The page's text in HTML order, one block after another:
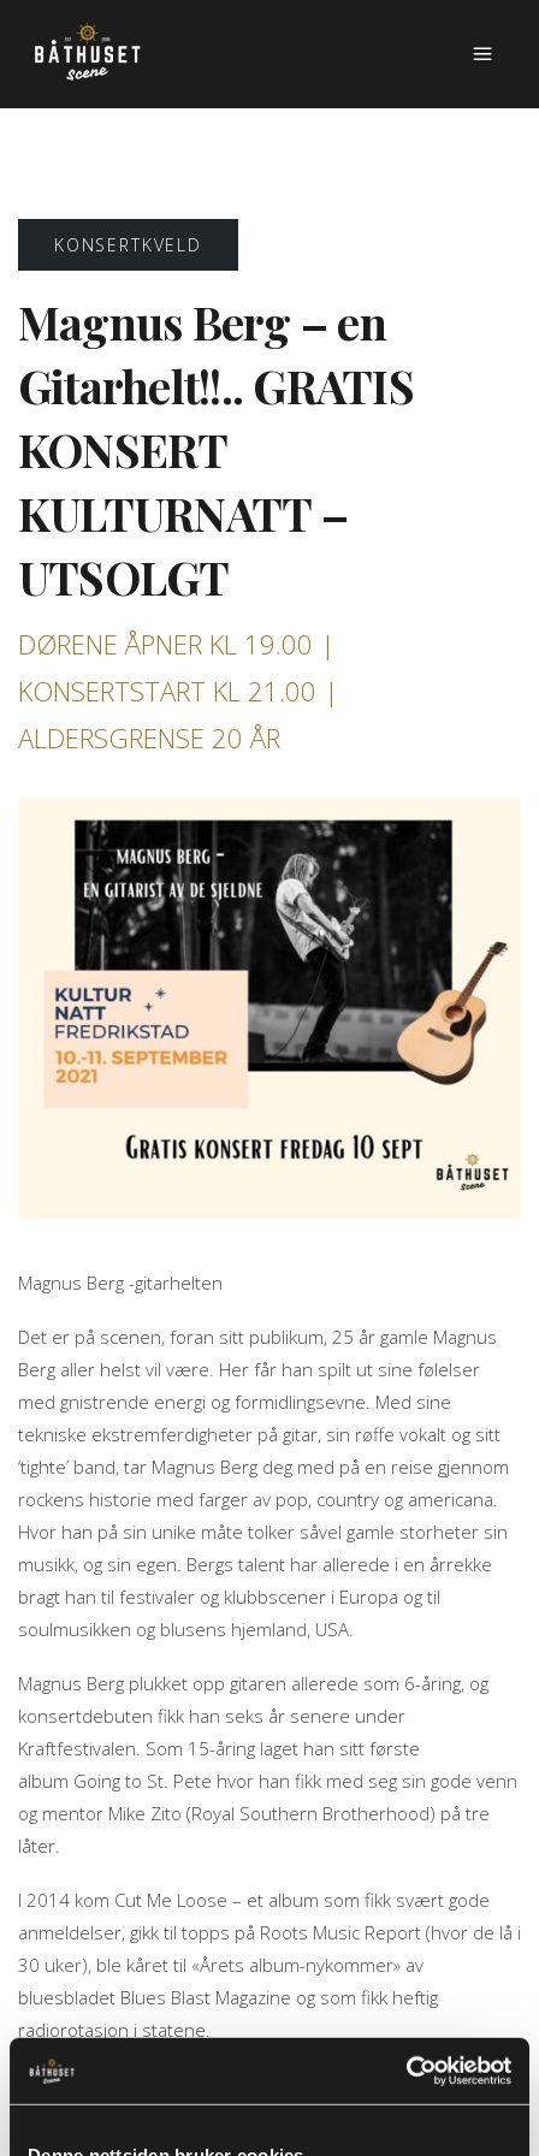
KONSERTKVELD
Magnus Berg – en
Gitarhelt!!.. GRATIS
KONSERT
KULTURNATT –
UTSOLGT
DØRENE ÅPNER KL 19.00 |
KONSERTSTART KL 21.00 |
ALDERSGRENSE 20 ÅR
Magnus Berg -gitarhelten
Det er på scenen, foran sitt publikum, 25 år gamle Magnus
Berg aller helst vil være. Her får han spilt ut sine følelser
med gnistrende energi og formidlingsevne. Med sine
tekniske ekstremferdigheter på gitar, sin røffe vokalt og sitt
‘tighte’ band, tar Magnus Berg deg med på en reise gjennom
rockens historie med farger av pop, country og americana.
Hvor han på sin unike måte tolker såvel gamle storheter sin
musikk, og sin egen. Bergs talent har allerede i en årrekke
bragt han til festivaler og klubbscener i Europa og til
soulmusikken og blusens hjemland, USA.
Magnus Berg plukket opp gitaren allerede som 6-åring, og
konsertdebuten fikk han seks år senere under
Kraftfestivalen. Som 15-åring laget han sitt første
album Going to St. Pete hvor han fikk med seg sin gode venn
og mentor Mike Zito (Royal Southern Brotherhood) på tre
låter.
I 2014 kom Cut Me Loose – et album som fikk svært gode
anmeldelser, gikk til topps på Roots Music Report (hvor de lå i
30 uker), ble kåret til «Årets album-nykommer» av
bluesbladet Blues Blast Magazine og som fikk heftig
radiorotasjon i statene.
I september 2017 kom oppfølgeren “In My Shoes”. På dette
første gang på et album med kun eget materiale. Albumet